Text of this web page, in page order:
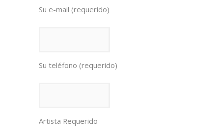
Su e-mail (requerido)
Su teléfono (requerido)
Artista Requerido